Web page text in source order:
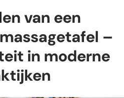
van een
–
in moderne